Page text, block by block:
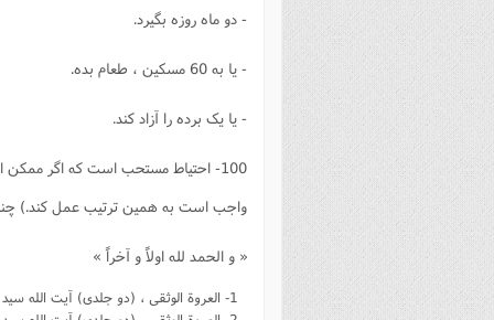
- دو ماه روزه بگیرد.
- یا به 60 مسکین ، طعام بده.
- یا یک برده را آزاد کند.
100- احتیاط مستحب است که اگر ممکن
واجب است به همین ترتیب عمل کند.) چنانچه نتواند
« و الحمد لله اولاً و آخراً »
1- العروة الوثقى ، (دو جلدى) آیت الله سید محمد کاظم یزدى (ره) ، چاپ تهران: المکتبةالعلمیة الاسلامیه.